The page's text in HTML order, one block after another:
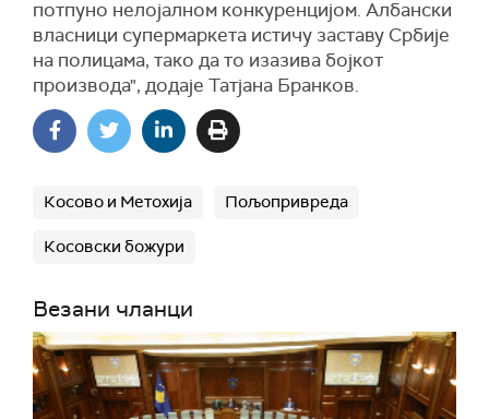
потпуно нелојалном конкуренцијом. Албански
власници супермаркета истичу заставу Србије
на полицама, тако да то изазива бојкот
производа", додаје Татјана Бранков.
Косово и Метохија Пољопривреда
Косовски божури
Везани чланци